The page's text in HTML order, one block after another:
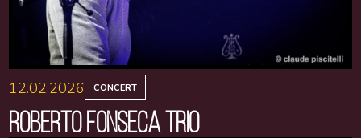
12.02.2026 CONCERT
ROBERTO FONSECA TRIO